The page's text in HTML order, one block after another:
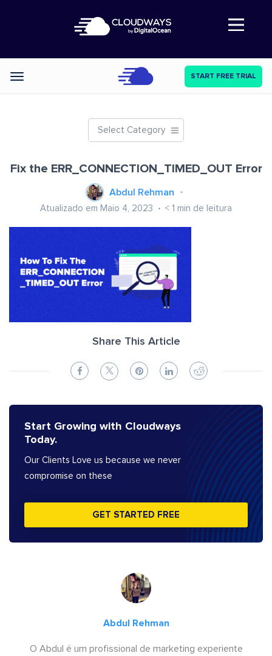
Abre a navegação
Categories START FREE TRIAL
Select Category
Fix the ERR_CONNECTION_TIMED_OUT Error
Abdul Rehman
Atualizado em Maio 4, 2023 < 1 min de leitura
Share This Article
Start Growing with Cloudways
Today.
Our Clients Love us because we never
compromise on these
GET STARTED FREE
Abdul Rehman
O Abdul é um profissional de marketing experiente